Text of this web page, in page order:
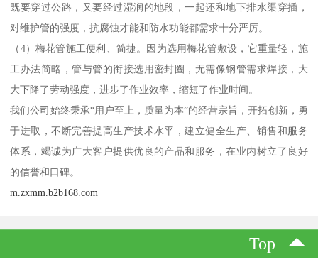
既要穿过公路，又要经过湿润的地段，一起还和地下排水渠穿插，
对维护管的强度，抗腐蚀才能和防水功能都需求十分严厉。
（4）梅花管施工便利、简捷。因为选用梅花管敷设，它重量轻，施
工办法简略，管与管的衔接选用密封圈，无需像钢管需求焊接，大
大下降了劳动强度，进步了作业效率，缩短了作业时间。
我们公司始终秉承“用户至上，质量为本”的经营宗旨，开拓创新，勇
于进取，不断完善提高生产技术水平，建立健全生产、销售和服务
体系，竭诚为广大客户提供优良的产品和服务，在业内树立了良好
的信誉和口碑。
m.zxmm.b2b168.com
Top